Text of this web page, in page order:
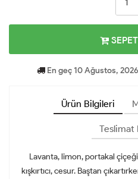
En geç 10 Ağustos,
Ürün Bilgileri
Teslimat
Lavanta, limon, portakal
kışkırtıcı, cesur. Baştan